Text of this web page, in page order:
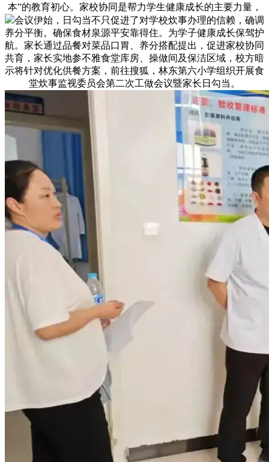
本”的教育初心。家校协同是帮力学生健康成长的主要力量，
会议伊始，日勾当不只促进了对学校炊事办理的信赖，确调
养分平衡。确保食材泉源平安靠得住。为学子健康成长保驾护
航。家长通过品餐对菜品口胃、养分搭配提出，促进家校协同
共育，家长实地参不雅食堂库房、操做间及保洁区域，校方暗
示将针对优化供餐方案，前往搜狐，林东第六小学组织开展食
堂炊事监视委员会第二次工做会议暨家长日勾当。